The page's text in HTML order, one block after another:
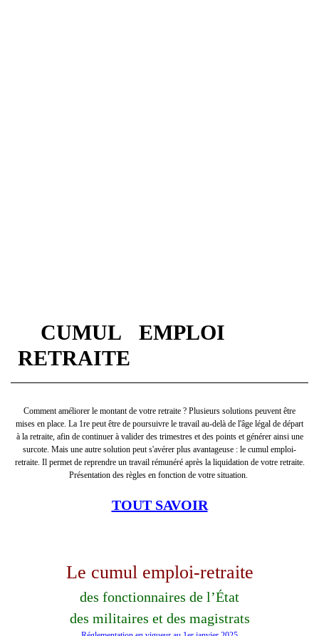
CUMUL EMPLOI
RETRAITE
Comment améliorer le montant de votre retraite ? Plusieurs solutions peuvent être
mises en place. La 1re peut être de poursuivre le travail au-delà de l'âge légal de départ
à la retraite, afin de continuer à valider des trimestres et des points et générer ainsi une
surcote. Mais une autre solution peut s'avérer plus avantageuse : le cumul emploi-
retraite. Il permet de reprendre un travail rémunéré après la liquidation de votre retraite.
Présentation des règles en fonction de votre situation.
TOUT SAVOIR
Le cumul emploi-retraite
des fonctionnaires de l’État
des militaires et des magistrats